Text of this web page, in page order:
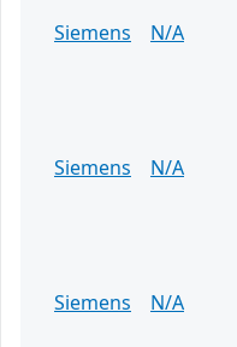
Siemens
N/A
Siemens
N/A
Siemens
N/A